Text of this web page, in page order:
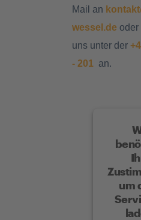
Mail an
wessel.de oder
uns unter der
- 201 an.
um